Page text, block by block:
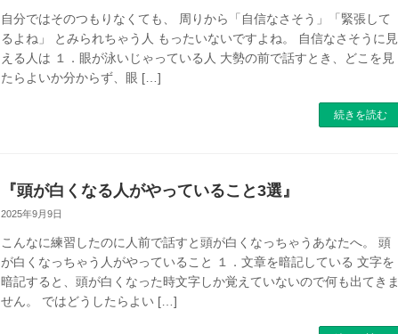
自分ではそのつもりなくても、 周りから「自信なさそう」「緊張して
るよね」 とみられちゃう人 もったいないですよね。 自信なさそうに見
える人は １．眼が泳いじゃっている人 大勢の前で話すとき、どこを見
たらよいか分からず、眼 […]
続きを読む
『頭が白くなる人がやっていること3選』
2025年9月9日
こんなに練習したのに人前で話すと頭が白くなっちゃうあなたへ。 頭
が白くなっちゃう人がやっていること １．文章を暗記している 文字を
暗記すると、頭が白くなった時文字しか覚えていないので何も出てきま
せん。 ではどうしたらよい […]